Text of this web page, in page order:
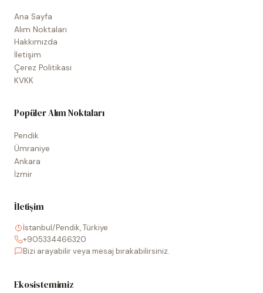
Ana Sayfa
Alım Noktaları
Hakkımızda
İletişim
Çerez Politikası
KVKK
Popüler Alım Noktaları
Pendik
Ümraniye
Ankara
İzmir
İletişim
İstanbul/Pendik, Türkiye
+905334466320
Bizi arayabilir veya mesaj bırakabilirsiniz.
Ekosistemimiz